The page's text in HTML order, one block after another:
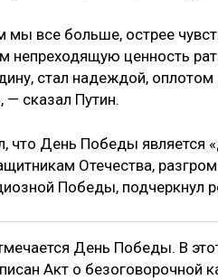
все больше, острее
непреходящую ценность
стал надеждой,
— сказал Путин.
что День Победы является
Отечества,
Победы, подчеркнул
День Победы. В
Акт о безоговорочной